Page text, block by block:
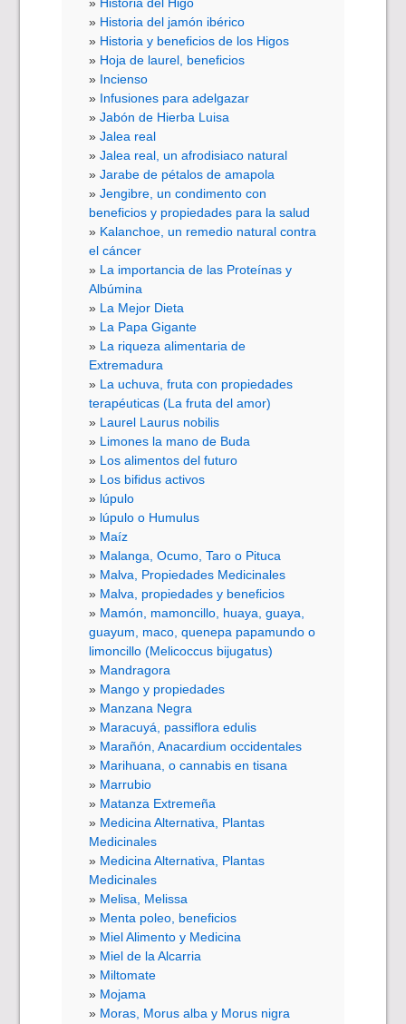
Historia del jamón ibérico
Historia y beneficios de los Higos
Hoja de laurel, beneficios
Incienso
Infusiones para adelgazar
Jabón de Hierba Luisa
Jalea real
Jalea real, un afrodisiaco natural
Jarabe de pétalos de amapola
Jengibre, un condimento con
beneficios y propiedades para la salud
Kalanchoe, un remedio natural contra
el cáncer
La importancia de las Proteínas y
Albúmina
La Mejor Dieta
La Papa Gigante
La riqueza alimentaria de
Extremadura
La uchuva, fruta con propiedades
terapéuticas (La fruta del amor)
Laurel Laurus nobilis
Limones la mano de Buda
Los alimentos del futuro
Los bifidus activos
lúpulo
lúpulo o Humulus
Maíz
Malanga, Ocumo, Taro o Pituca
Malva, Propiedades Medicinales
Malva, propiedades y beneficios
Mamón, mamoncillo, huaya, guaya,
guayum, maco, quenepa papamundo o
limoncillo (Melicoccus bijugatus)
Mandragora
Mango y propiedades
Manzana Negra
Maracuyá, passiflora edulis
Marañón, Anacardium occidentales
Marihuana, o cannabis en tisana
Marrubio
Matanza Extremeña
Medicina Alternativa, Plantas
Medicinales
Medicina Alternativa, Plantas
Medicinales
Melisa, Melissa
Menta poleo, beneficios
Miel Alimento y Medicina
Miel de la Alcarria
Miltomate
Mojama
Moras, Morus alba y Morus nigra